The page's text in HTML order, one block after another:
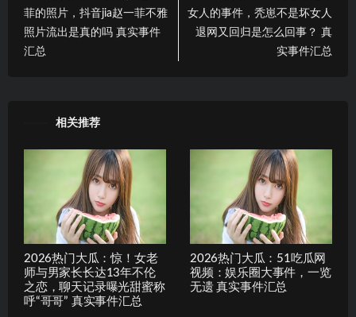
菲的照片，抖音jia赵一菲不雅
照片流出是真的吗 真实事件
汇总
女人的事件，秃崽不是坏女人
退网又回归是怎么回事？ 真
实事件汇总
相关推荐
2026热门大瓜：惊！女老
师与男家长长达13年不伦
之恋，聊天记录曝光甜蜜称
呼“哥哥” 真实事件汇总
2026热门大瓜：51吃瓜网
视频：娱乐圈大事件，一览
无遗 真实事件汇总